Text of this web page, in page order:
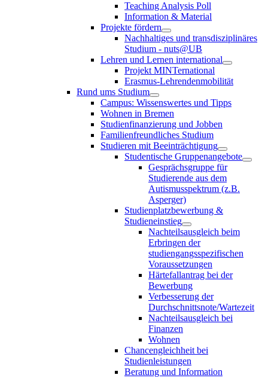
Teaching Analysis Poll
Information & Material
Projekte fördern
Nachhaltiges und transdisziplinäres
Studium - nuts@UB
Lehren und Lernen international
Projekt MINTernational
Erasmus-Lehrendenmobilität
Rund ums Studium
Campus: Wissenswertes und Tipps
Wohnen in Bremen
Studienfinanzierung und Jobben
Familienfreundliches Studium
Studieren mit Beeinträchtigung
Studentische Gruppenangebote
Gesprächsgruppe für
Studierende aus dem
Autismusspektrum (z.B.
Asperger)
Studienplatzbewerbung &
Studieneinstieg
Nachteilsausgleich beim
Erbringen der
studiengangsspezifischen
Voraussetzungen
Härtefallantrag bei der
Bewerbung
Verbesserung der
Durchschnittsnote/Wartezeit
Nachteilsausgleich bei
Finanzen
Wohnen
Chancengleichheit bei
Studienleistungen
Beratung und Information